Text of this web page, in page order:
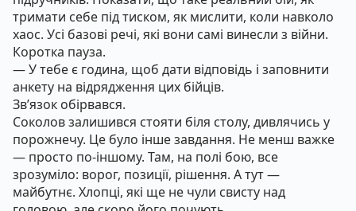
тримати себе під тиском, як мислити, коли навколо
хаос. Усі базові речі, які вони самі винесли з війни.
Коротка пауза.
— У тебе є година, щоб дати відповідь і заповнити
анкету на відрядження цих бійців.
Зв’язок обірвався.
Соколов залишився стояти біля столу, дивлячись у
порожнечу. Це було інше завдання. Не менш важке
— просто по-іншому. Там, на полі бою, все
зрозуміло: ворог, позиції, рішення. А тут —
майбутнє. Хлопці, які ще не чули свисту над